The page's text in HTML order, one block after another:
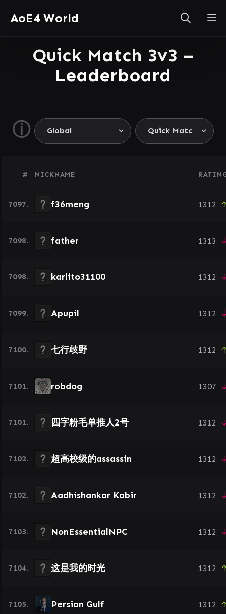
AoE4 World
Quick Match 3v3 –
Leaderboard
ⓘ
# NICKNAME
7097. f36meng 1312
7098. father 1313
7098. karlito31100 1312
7099. Apupil 1312
7100. 七行歧野 1312
7101. robdog 1307
7101. 四字粉毛单推人2号 1312
7102. 超高校级的assassin 1312
7102. Aadhishankar Kabir 1312
7103. NonEssentialNPC 1312
7104. 这是我的时光 1312
7105. Persian Gulf 1312